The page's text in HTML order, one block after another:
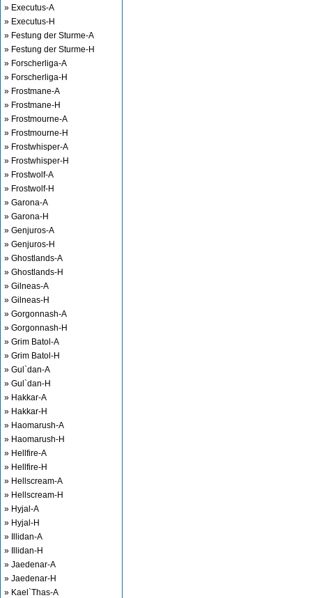
» Executus-A
» Executus-H
» Festung der Sturme-A
» Festung der Sturme-H
» Forscherliga-A
» Forscherliga-H
» Frostmane-A
» Frostmane-H
» Frostmourne-A
» Frostmourne-H
» Frostwhisper-A
» Frostwhisper-H
» Frostwolf-A
» Frostwolf-H
» Garona-A
» Garona-H
» Genjuros-A
» Genjuros-H
» Ghostlands-A
» Ghostlands-H
» Gilneas-A
» Gilneas-H
» Gorgonnash-A
» Gorgonnash-H
» Grim Batol-A
» Grim Batol-H
» Gul`dan-A
» Gul`dan-H
» Hakkar-A
» Hakkar-H
» Haomarush-A
» Haomarush-H
» Hellfire-A
» Hellfire-H
» Hellscream-A
» Hellscream-H
» Hyjal-A
» Hyjal-H
» Illidan-A
» Illidan-H
» Jaedenar-A
» Jaedenar-H
» Kael`Thas-A